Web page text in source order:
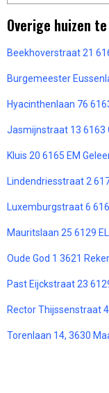
Overige huizen
Beekhoverstraat 21
Burgemeester
Hyacinthenlaan 76
Jasmijnstraat 13 6163
Kluis 20 6165 EM
Lindendriesstraat 2
Luxemburgstraat 6
Mauritslaan 25 6129
Oude God 1 3621
Past Eijckstraat 23
Rector Thijssenstraat
Torenlaan 14, 3630